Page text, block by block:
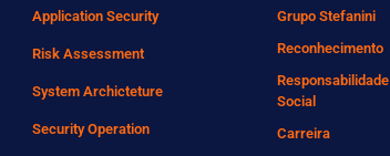
Application Security
Risk Assessment
System Archicteture
Security Operation
Grupo Stefanini
Reconhecimento
Responsabilidade
Social
Carreira